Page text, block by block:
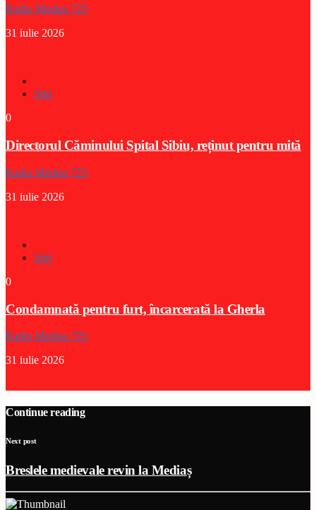
Radio Medias 725
31 iulie 2026
Stiri
0
Directorul Căminului Spital Sibiu, reținut pentru mită
Radio Medias 725
31 iulie 2026
Stiri
0
Condamnată pentru furt, încarcerată la Gherla
Radio Medias 725
31 iulie 2026
Continue reading
Next post
Breslele medievale revin la Mediaș